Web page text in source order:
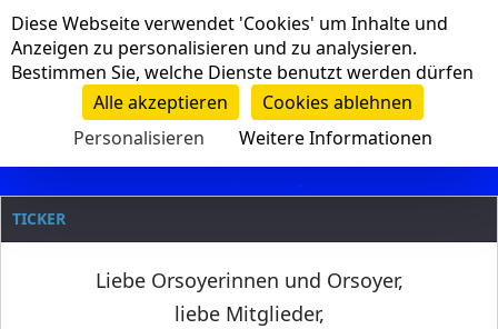
Navigation
Clanname
TICKER
Liebe Orsoyerinnen und Orsoyer,
liebe Mitglieder,
Cookie-Einstellungen
Diese Webseite verwendet 'Cookies' um Inhalte und
Anzeigen zu personalisieren und zu analysieren.
Bestimmen Sie, welche Dienste benutzt werden dürfen
Alle akzeptieren
Cookies ablehnen
Personalisieren
Weitere Informationen